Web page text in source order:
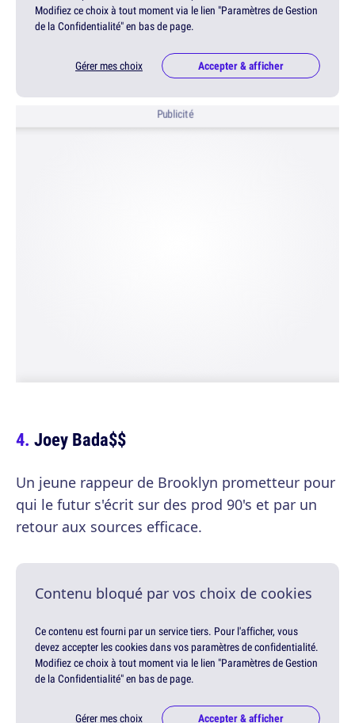
Modifiez ce choix à tout moment via le lien "Paramètres de Gestion
de la Confidentialité" en bas de page.
Gérer mes choix Accepter & afficher
Publicité
Joey Bada$$
Un jeune rappeur de Brooklyn prometteur pour
qui le futur s'écrit sur des prod 90's et par un
retour aux sources efficace.
Contenu bloqué par vos choix de cookies
Ce contenu est fourni par un service tiers. Pour l'afficher, vous
devez accepter les cookies dans vos paramètres de confidentialité.
Modifiez ce choix à tout moment via le lien "Paramètres de Gestion
de la Confidentialité" en bas de page.
Gérer mes choix Accepter & afficher